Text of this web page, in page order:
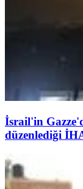
İsrail'in
düzenlediği